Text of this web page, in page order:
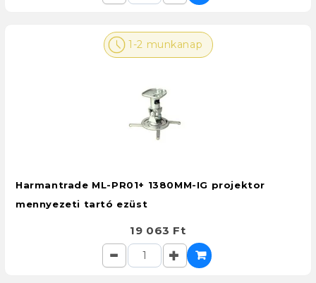
1-2 munkanap
Harmantrade ML-PR01+ 1380MM-IG projektor
mennyezeti tartó ezüst
19 063 Ft